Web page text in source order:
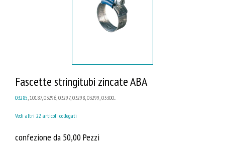
Fascette stringitubi zincate ABA
03285, 10187, 03296, 03297, 03298, 03299, 03300...
Vedi altri 22 articoli collegati
confezione da 50,00 Pezzi